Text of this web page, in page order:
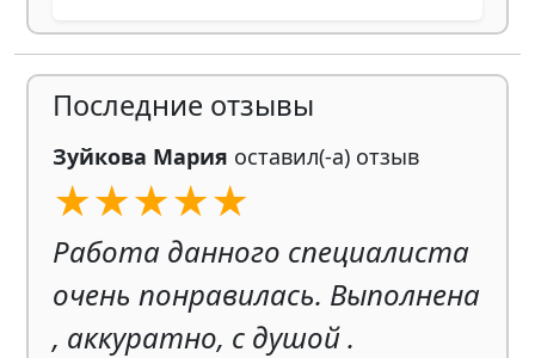
Последние отзывы
Зуйкова Мария оставил(-а) отзыв
★★★★★
Работа данного специалиста
очень понравилась. Выполнена
, аккуратно, с душой .